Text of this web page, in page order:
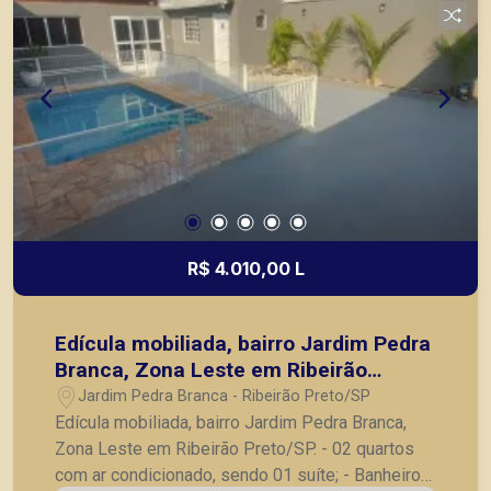
R$ 4.010,00 L
Edícula mobiliada, bairro Jardim Pedra
Branca, Zona Leste em Ribeirão
Preto/SP.
Jardim Pedra Branca - Ribeirão Preto/SP
Edícula mobiliada, bairro Jardim Pedra Branca,
Zona Leste em Ribeirão Preto/SP. - 02 quartos
com ar condicionado, sendo 01 suíte; - Banheiro